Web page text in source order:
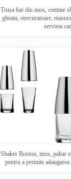
Trusa bar din inox, contine
gheata, strecuratoare,
servieta
Shaker Boston, inox, pahar
pentru a permite